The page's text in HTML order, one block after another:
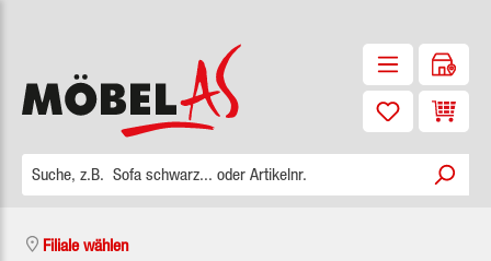
Filiale wählen